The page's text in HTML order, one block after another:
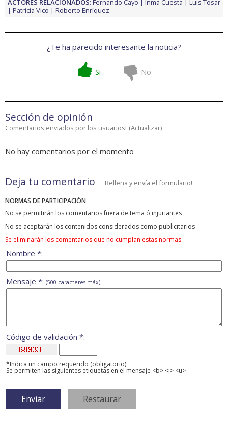
ACTORES RELACIONADOS: Fernando Cayo Inma Cuesta
Luis Tosar
Patricia Vico
Roberto Enríquez
¿Te ha parecido interesante la noticia?
Si No
Sección de opinión
Comentarios enviados por los usuarios! (Actualizar)
No hay comentarios por el momento
Deja tu comentario Rellena y envía el formulario!
NORMAS DE PARTICIPACIÓN
No se permitirán los comentarios fuera de tema ó injuriantes
No se aceptarán los contenidos considerados como publicitarios
Se eliminarán los comentarios que no cumplan estas normas
Nombre *:
Mensaje *: (500 caracteres máx)
Código de validación *:
*Indica un campo requerido (obligatorio)
Se permiten las siguientes etiquetas en el mensaje <b> <i> <u>